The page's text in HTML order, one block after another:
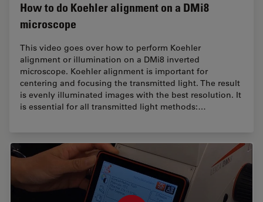
How to do Koehler alignment on a DMi8
microscope
This video goes over how to perform Koehler
alignment or illumination on a DMi8 inverted
microscope. Koehler alignment is important for
centering and focusing the transmitted light. The result
is evenly illuminated images with the best resolution. It
is essential for all transmitted light methods:…